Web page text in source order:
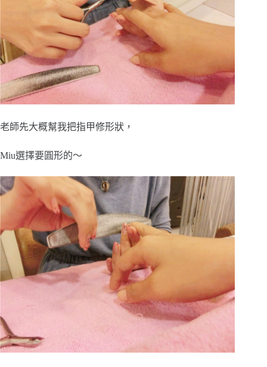
老師先大概幫我把指甲修形狀，
Miu選擇要圓形的～